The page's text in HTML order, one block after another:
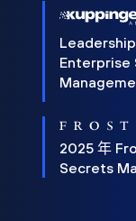
Enterprise
2025 年
Secrets